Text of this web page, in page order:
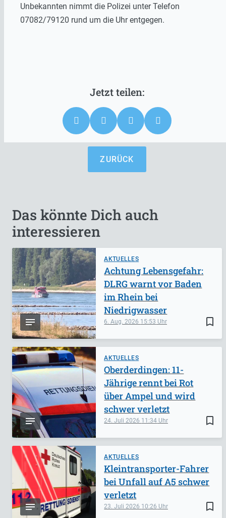
Unbekannten nimmt die Polizei unter Telefon
07082/79120 rund um die Uhr entgegen.
ZURÜCK
Das könnte Dich auch
interessieren
AKTUELLES
bookmark_border
6. Aug. 2026 15:53
Achtung Lebensgefahr:
DLRG warnt vor Baden
im Rhein bei
Niedrigwasser
AKTUELLES
bookmark_border
24. Juli 2026 11:34
Oberderdingen: 11-
Jährige rennt bei Rot
über Ampel und wird
schwer verletzt
AKTUELLES
bookmark_border
23. Juli 2026 10:26
Kleintransporter-Fahrer
bei Unfall auf A5 schwer
verletzt